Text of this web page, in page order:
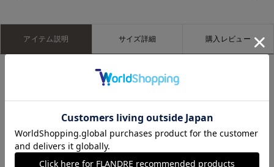
アイテム説明 サイズ詳細 購入レビュー
今期のテーマ〈Ligne de fuite（逃走線）〉を表現したコレク
境界からこぼれ落ちる原石のような輝きを大切にし、放つ色彩
が印象的なデザインに仕上げました。
幾色もの色が溶け合うガラスから削り出したカボションは、一
粒一粒が光を透過し、やわらかくゆらめきます。
軽やかなつけ心地の繊細なチョーカーは、首元にさりげない輝